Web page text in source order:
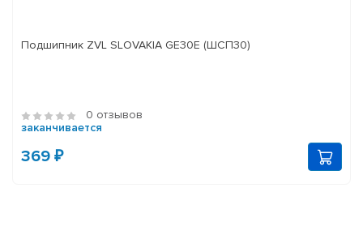
Подшипник ZVL SLOVAKIA GE30E (ШСП30)
0 отзывов
заканчивается
369 ₽